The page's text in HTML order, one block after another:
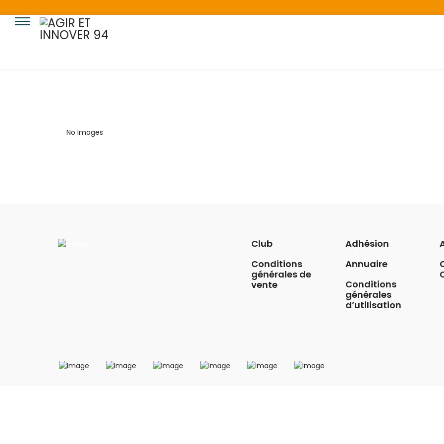
No Images
Club
Conditions
générales de
vente
Adhésion
Annuaire
Conditions
générales
d’utilisation